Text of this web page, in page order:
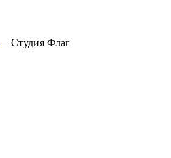
Студия Флаг